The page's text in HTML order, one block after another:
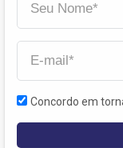
Concordo em